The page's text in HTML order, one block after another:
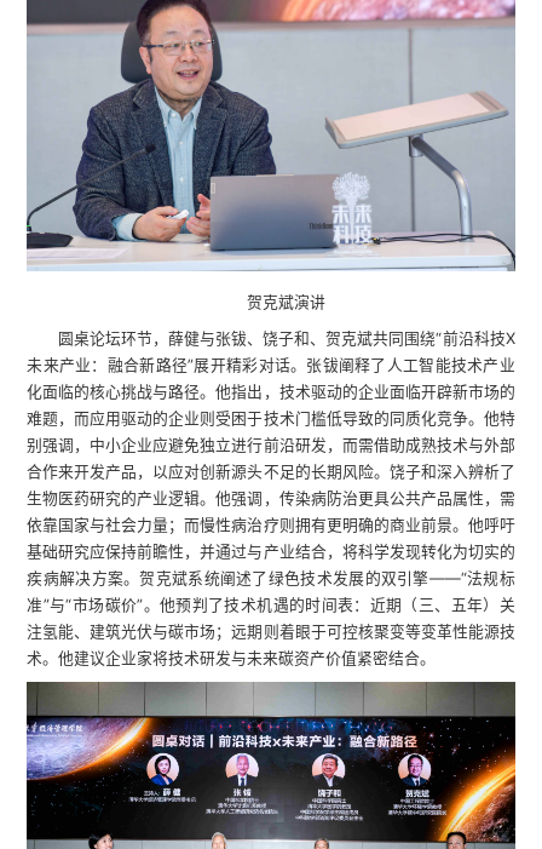
贺克斌演讲
圆桌论坛环节，薛健与张钹、饶子和、贺克斌共同围绕“前沿科技X
未来产业：融合新路径”展开精彩对话。张钹阐释了人工智能技术产业
化面临的核心挑战与路径。他指出，技术驱动的企业面临开辟新市场的
难题，而应用驱动的企业则受困于技术门槛低导致的同质化竞争。他特
别强调，中小企业应避免独立进行前沿研发，而需借助成熟技术与外部
合作来开发产品，以应对创新源头不足的长期风险。饶子和深入辨析了
生物医药研究的产业逻辑。他强调，传染病防治更具公共产品属性，需
依靠国家与社会力量；而慢性病治疗则拥有更明确的商业前景。他呼吁
基础研究应保持前瞻性，并通过与产业结合，将科学发现转化为切实的
疾病解决方案。贺克斌系统阐述了绿色技术发展的双引擎——“法规标
准”与“市场碳价”。他预判了技术机遇的时间表：近期（三、五年）关
注氢能、建筑光伏与碳市场；远期则着眼于可控核聚变等变革性能源技
术。他建议企业家将技术研发与未来碳资产价值紧密结合。